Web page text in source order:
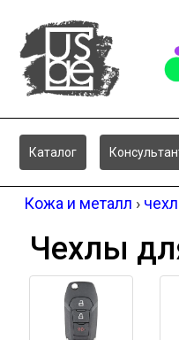
Каталог
Кожа и металл ›
Чехлы